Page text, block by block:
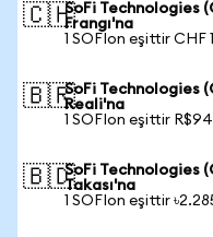
🇨🇭SoFi Technologies
Frangı'na
1 SOFIon eşittir CHF
🇧🇷SoFi Technologies
Reali'na
1 SOFIon eşittir
🇧🇩SoFi Technologies
Takası'na
1 SOFIon eşittir